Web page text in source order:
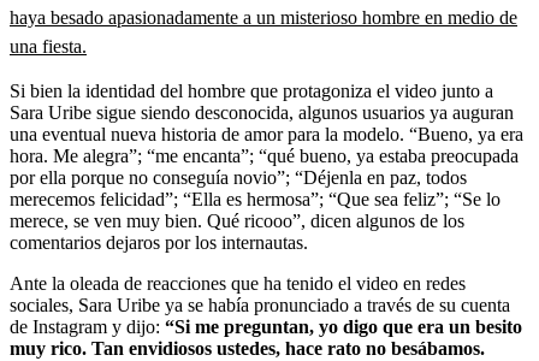
haya besado apasionadamente a un misterioso hombre en medio de
una fiesta.
Si bien la identidad del hombre que protagoniza el video junto a
Sara Uribe sigue siendo desconocida, algunos usuarios ya auguran
una eventual nueva historia de amor para la modelo. “Bueno, ya era
hora. Me alegra”; “me encanta”; “qué bueno, ya estaba preocupada
por ella porque no conseguía novio”; “Déjenla en paz, todos
merecemos felicidad”; “Ella es hermosa”; “Que sea feliz”; “Se lo
merece, se ven muy bien. Qué ricooo”, dicen algunos de los
comentarios dejaros por los internautas.
Ante la oleada de reacciones que ha tenido el video en redes
sociales, Sara Uribe ya se había pronunciado a través de su cuenta
de Instagram y dijo: “Si me preguntan, yo digo que era un besito
muy rico. Tan envidiosos ustedes, hace rato no besábamos.